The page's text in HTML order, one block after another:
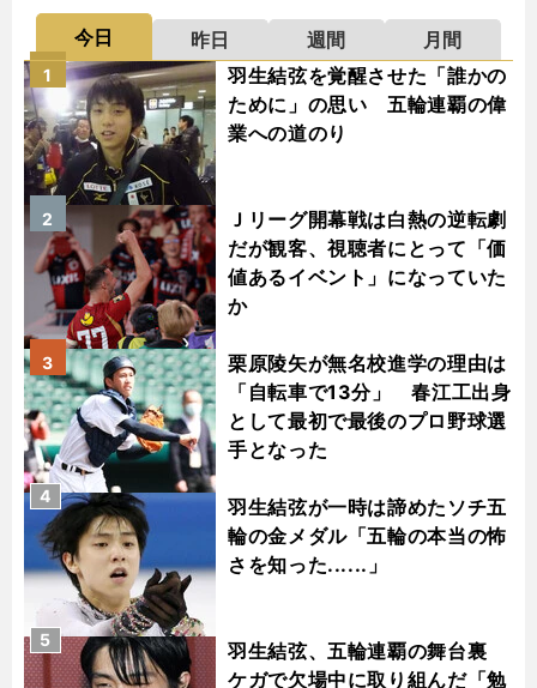
今日 昨日 週間
月間
羽生結弦を覚醒させた「誰かの
ために」の思い 五輪連覇の偉
業への道のり
1
Ｊリーグ開幕戦は白熱の逆転劇
だが観客、視聴者にとって「価
値あるイベント」になっていた
か
2
栗原陵矢が無名校進学の理由は
「自転車で13分」 春江工出身
として最初で最後のプロ野球選
手となった
3
羽生結弦が一時は諦めたソチ五
輪の金メダル「五輪の本当の怖
さを知った......」
4
羽生結弦、五輪連覇の舞台裏
ケガで欠場中に取り組んだ「勉
5